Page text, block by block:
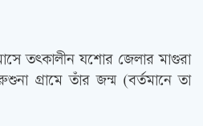
তত্‍কালীন যশোর জেলার মাগুরা
গ্রামে তাঁর জন্ম (বর্তমানে তা